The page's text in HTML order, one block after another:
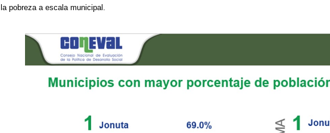
la pobreza a escala municipal.